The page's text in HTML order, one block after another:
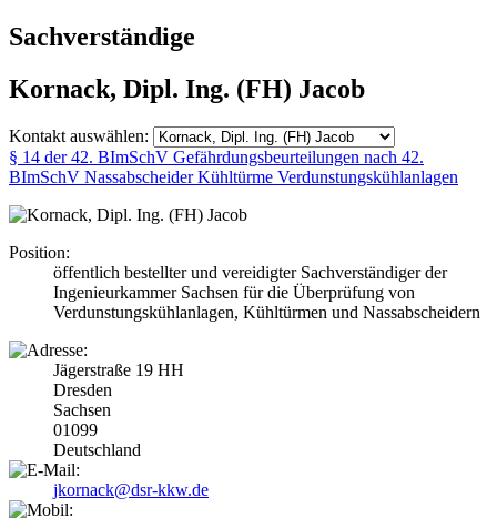
Sachverständige
Kornack, Dipl. Ing. (FH) Jacob
Kontakt auswählen:
§ 14 der 42. BImSchV Gefährdungsbeurteilungen nach 42.
BImSchV NassabscheiderKühltürme Verdunstungskühlanlagen
Position:
öffentlich bestellter und vereidigter Sachverständiger der
Ingenieurkammer Sachsen für die Überprüfung von
Verdunstungskühlanlagen, Kühltürmen und Nassabscheidern
Jägerstraße 19 HH
Dresden
Sachsen
01099
Deutschland
jkornack@dsr-kkw.de